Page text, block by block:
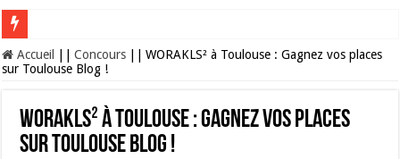
Les Nocturnes de la Cité de l’espace 2026 : l’événement incontournable de
Accueil Concours
WORAKLS² à Toulouse : Gagnez vos places
sur Toulouse Blog !
WORAKLS² à Toulouse : Gagnez vos places
sur Toulouse Blog !